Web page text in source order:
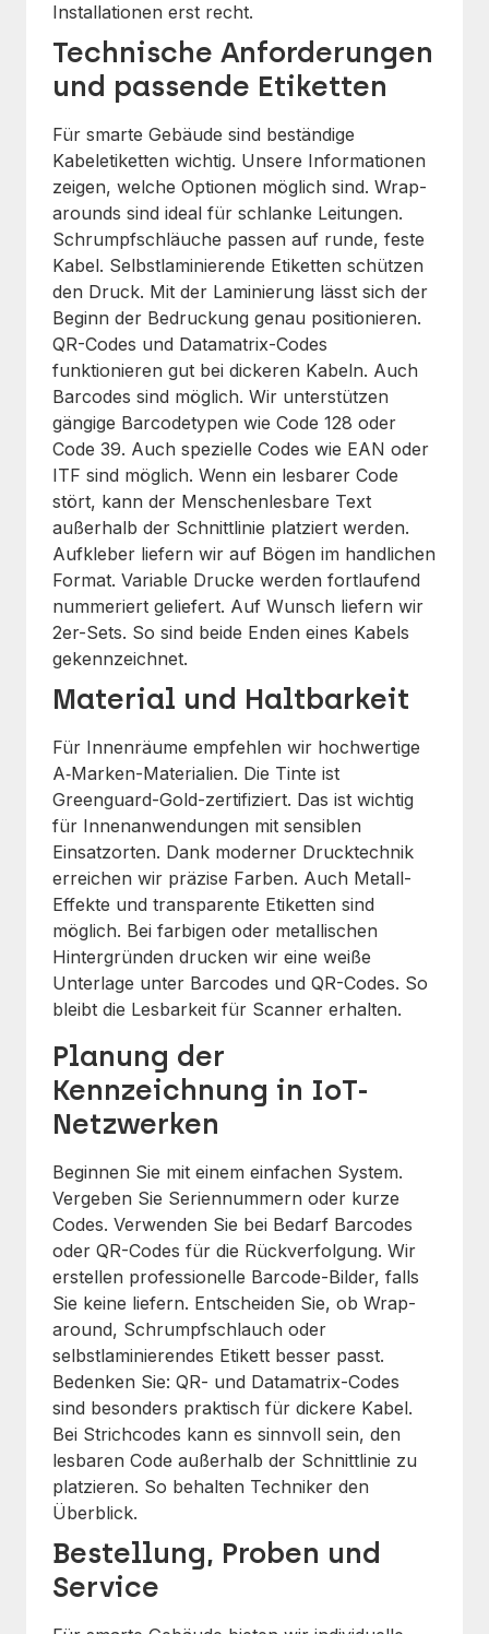
Installationen erst recht.
Technische Anforderungen
und passende Etiketten
Für smarte Gebäude sind beständige
Kabeletiketten wichtig. Unsere Informationen
zeigen, welche Optionen möglich sind. Wrap-
arounds sind ideal für schlanke Leitungen.
Schrumpfschläuche passen auf runde, feste
Kabel. Selbstlaminierende Etiketten schützen
den Druck. Mit der Laminierung lässt sich der
Beginn der Bedruckung genau positionieren.
QR-Codes und Datamatrix-Codes
funktionieren gut bei dickeren Kabeln. Auch
Barcodes sind möglich. Wir unterstützen
gängige Barcodetypen wie Code 128 oder
Code 39. Auch spezielle Codes wie EAN oder
ITF sind möglich. Wenn ein lesbarer Code
stört, kann der Menschenlesbare Text
außerhalb der Schnittlinie platziert werden.
Aufkleber liefern wir auf Bögen im handlichen
Format. Variable Drucke werden fortlaufend
nummeriert geliefert. Auf Wunsch liefern wir
2er-Sets. So sind beide Enden eines Kabels
gekennzeichnet.
Material und Haltbarkeit
Für Innenräume empfehlen wir hochwertige
A‑Marken-Materialien. Die Tinte ist
Greenguard-Gold-zertifiziert. Das ist wichtig
für Innenanwendungen mit sensiblen
Einsatzorten. Dank moderner Drucktechnik
erreichen wir präzise Farben. Auch Metall-
Effekte und transparente Etiketten sind
möglich. Bei farbigen oder metallischen
Hintergründen drucken wir eine weiße
Unterlage unter Barcodes und QR-Codes. So
bleibt die Lesbarkeit für Scanner erhalten.
Planung der
Kennzeichnung in IoT-
Netzwerken
Beginnen Sie mit einem einfachen System.
Vergeben Sie Seriennummern oder kurze
Codes. Verwenden Sie bei Bedarf Barcodes
oder QR-Codes für die Rückverfolgung. Wir
erstellen professionelle Barcode-Bilder, falls
Sie keine liefern. Entscheiden Sie, ob Wrap-
around, Schrumpfschlauch oder
selbstlaminierendes Etikett besser passt.
Bedenken Sie: QR- und Datamatrix-Codes
sind besonders praktisch für dickere Kabel.
Bei Strichcodes kann es sinnvoll sein, den
lesbaren Code außerhalb der Schnittlinie zu
platzieren. So behalten Techniker den
Überblick.
Bestellung, Proben und
Service